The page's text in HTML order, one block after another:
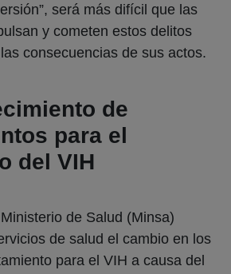
será más difícil que las
y cometen estos delitos
consecuencias de sus actos.
de
para el
del VIH
de Salud (Minsa)
de salud el cambio en los
para el VIH a causa del